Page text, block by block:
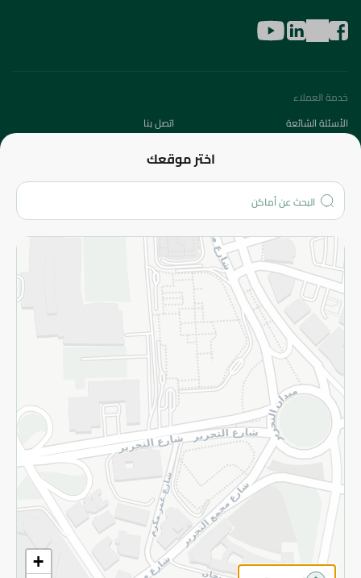
اختر موقعك
+
خدمة العملاء
الأسئلة الشائعة
اتصل بنا
من نحن؟
الفروع
المزيد
الاسترجاع
سياسة الاستخدام
سياسة الخصوصية
قم بالتسجيل للنشرة
©2026 - Spinneys | جميع الحقوق محفوظة